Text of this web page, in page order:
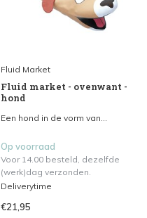
Fluid Market
Fluid market - ovenwant -
hond
Een hond in de vorm van...
Op voorraad
Voor 14.00 besteld, dezelfde
(werk)dag verzonden.
Deliverytime
€21,95